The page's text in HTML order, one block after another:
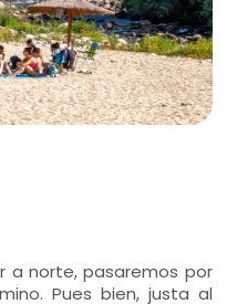
a norte, pasaremos por
Pues bien, justa al